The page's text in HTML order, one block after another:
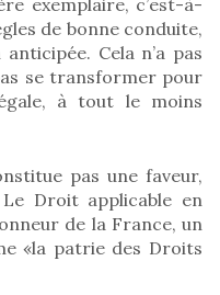
de bonne conduite,
Cela n’a pas
se transformer pour
à tout le moins
pas une faveur,
Droit applicable en
de la France, un
«la patrie des Droits